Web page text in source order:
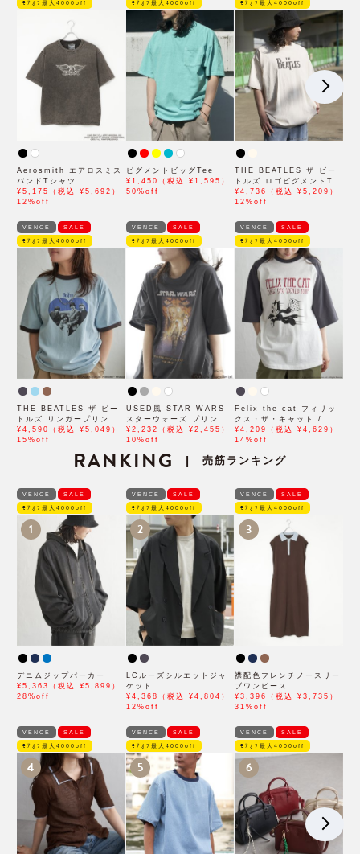
ﾓｱｵﾌ最大4000off
Aerosmith エアロスミス
バンドTシャツ
¥5,175（税込 ¥5,692）
12%off
ﾓｱｵﾌ最大4000off
ピグメントビッグTee
¥1,450（税込 ¥1,595）
50%off
ﾓｱｵﾌ最大4000off
THE BEATLES ザ ビー
トルズ ロゴピグメントTシ
ャツ
¥4,736（税込 ¥5,209）
12%off
VENCE SALE
ﾓｱｵﾌ最大4000off
THE BEATLES ザ ビー
トルズ リンガープリントT
シャツ
¥4,590（税込 ¥5,049）
15%off
VENCE SALE
ﾓｱｵﾌ最大4000off
USED風 STAR WARS
スターウォーズ プリントT
シャツ
¥2,232（税込 ¥2,455）
10%off
VENCE SALE
ﾓｱｵﾌ最大4000off
Felix the cat フィリッ
クス・ザ・キャット / ラ
グランTシャツ
¥4,209（税込 ¥4,629）
14%off
RANKING | 売筋ランキング
VENCE SALE
ﾓｱｵﾌ最大4000off
1
デニムジップパーカー
¥5,363（税込 ¥5,899）
28%off
VENCE SALE
ﾓｱｵﾌ最大4000off
2
LCルーズシルエットジャ
ケット
¥4,368（税込 ¥4,804）
12%off
VENCE SALE
ﾓｱｵﾌ最大4000off
3
襟配色フレンチノースリー
ブワンピース
¥3,396（税込 ¥3,735）
31%off
VENCE SALE
ﾓｱｵﾌ最大4000off
4
VENCE SALE
ﾓｱｵﾌ最大4000off
5
VENCE SALE
ﾓｱｵﾌ最大4000off
6